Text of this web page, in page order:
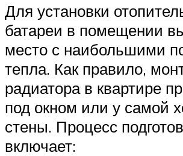
Для установки
батареи в помещении
место с наибольшими
тепла. Как правило,
радиатора в квартире
под окном или у самой
стены. Процесс
включает: